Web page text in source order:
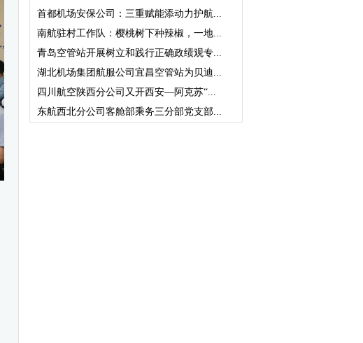
首都机场安保公司：三重赋能添动力护航...
南航驻村工作队：樱桃树下种辣椒，一地...
青岛空管站开展树立和践行正确政绩观专...
湖北机场集团航服公司宜昌空管站为贝迪...
四川航空陕西分公司又开西安—阿克苏“...
东航西北分公司客舱部乘务三分部党支部...